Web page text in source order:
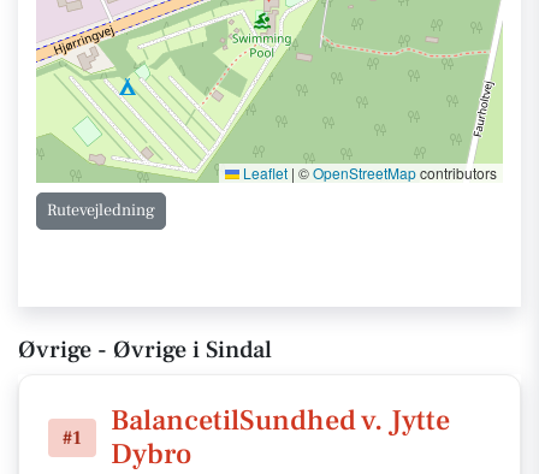
Leaflet | ©OpenStreetMapcontributors
Rutevejledning
Øvrige - Øvrige i Sindal
#1
BalancetilSundhed v. Jytte
Dybro